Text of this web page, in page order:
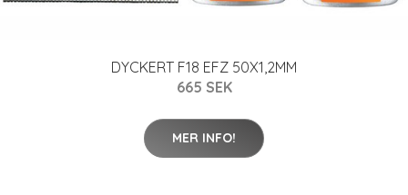
DYCKERT F18 EFZ 50X1,2MM
665 SEK
MER INFO!